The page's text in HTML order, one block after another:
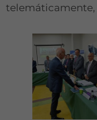
telemáticamente,